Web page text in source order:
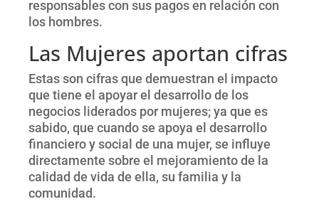
responsables con sus pagos en relación con
los hombres.
Las Mujeres aportan cifras
Estas son cifras que demuestran el impacto
que tiene el apoyar el desarrollo de los
negocios liderados por mujeres; ya que es
sabido, que cuando se apoya el desarrollo
financiero y social de una mujer, se influye
directamente sobre el mejoramiento de la
calidad de vida de ella, su familia y la
comunidad.